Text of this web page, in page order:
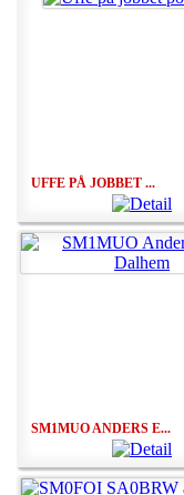
UFFE PÅ JOBBET ...
SM1MUO ANDERS E...